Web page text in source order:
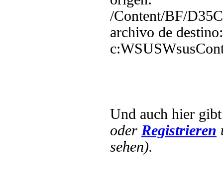
/Content/BF/
archivo de destino:
Und auch hier
oder Registrieren
sehen).